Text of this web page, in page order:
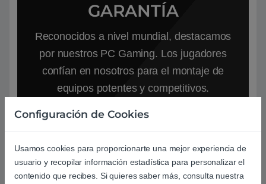
GARANTÍA
Reconocidos a nivel mundial, destacamos
por nuestros PC Gaming. Los jugadores
confían en nosotros para el montaje de
equipos potentes y competitivos.
Configuración de Cookies
Usamos cookies para proporcionarte una mejor experiencia de
usuario y recopilar información estadística para personalizar el
contenido que recibes. Si quieres saber más, consulta nuestra